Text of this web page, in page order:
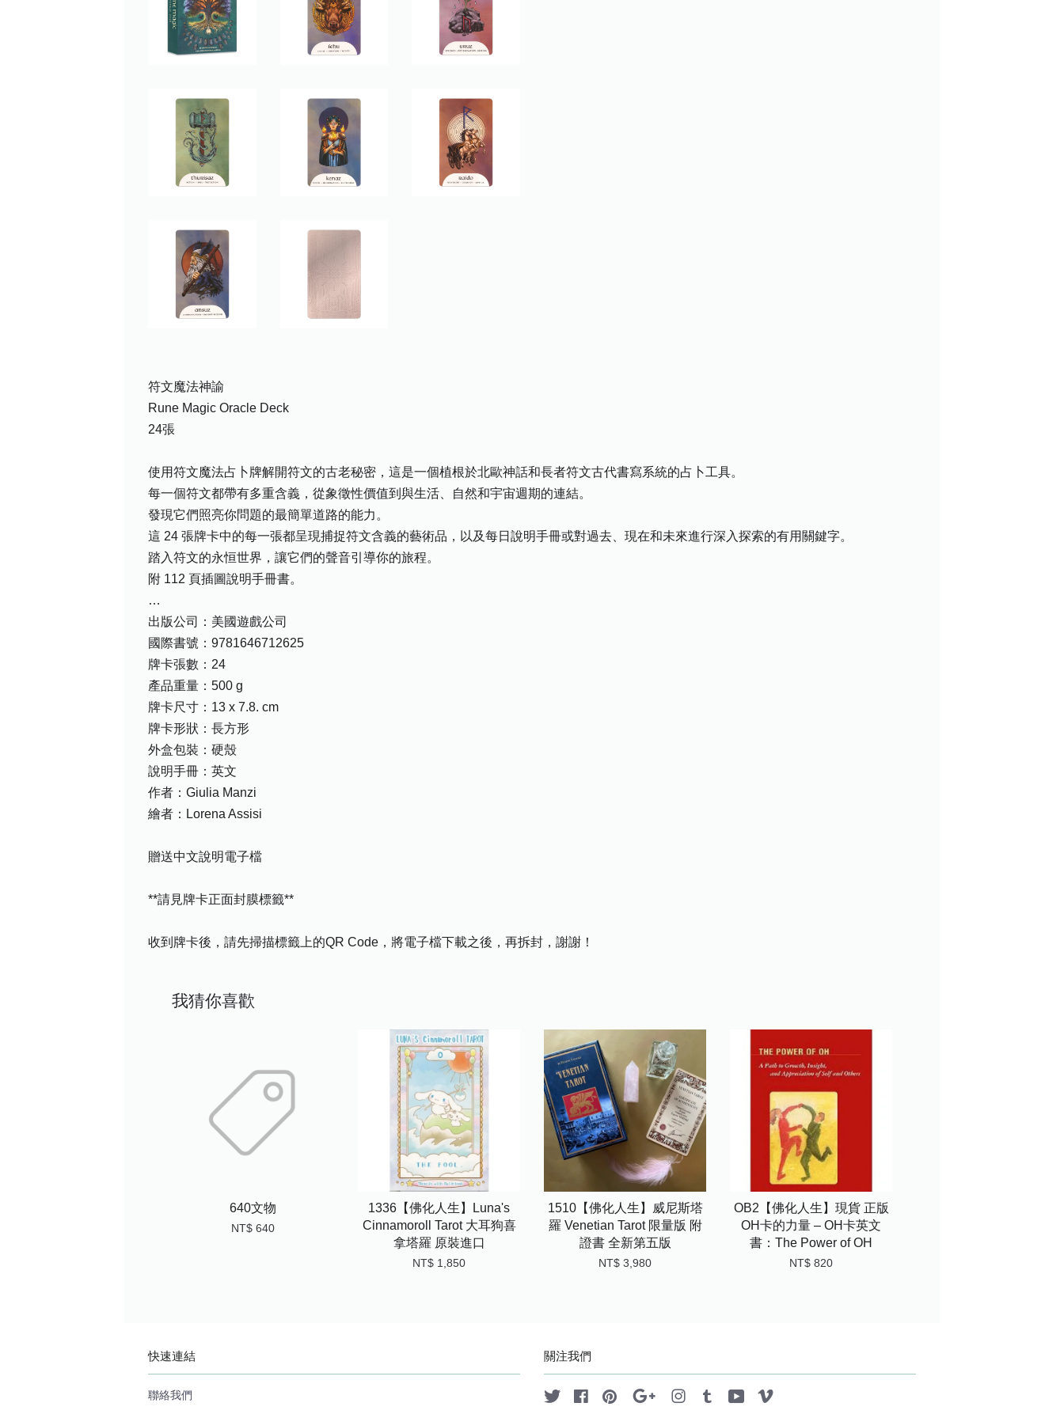
符文魔法神諭
Rune Magic Oracle Deck
24張
使用符文魔法占卜牌解開符文的古老秘密，這是一個植根於北歐神話和長者符文古代書寫系統的占卜工具。
每一個符文都帶有多重含義，從象徵性價值到與生活、自然和宇宙週期的連結。
發現它們照亮你問題的最簡單道路的能力。
這 24 張牌卡中的每一張都呈現捕捉符文含義的藝術品，以及每日說明手冊或對過去、現在和未來進行深入探索的有用關鍵字。
踏入符文的永恒世界，讓它們的聲音引導你的旅程。
附 112 頁插圖說明手冊書。
…
出版公司：美國遊戲公司
國際書號：9781646712625
牌卡張數：24
產品重量：500 g
牌卡尺寸：13 x 7.8. cm
牌卡形狀：長方形
外盒包裝：硬殼
說明手冊：英文
作者：Giulia Manzi
繪者：Lorena Assisi
贈送中文說明電子檔
**請見牌卡正面封膜標籤**
收到牌卡後，請先掃描標籤上的QR Code，將電子檔下載之後，再拆封，謝謝！
我猜你喜歡
640文物
NT$ 640
1336【佛化人生】Luna's
Cinnamoroll Tarot 大耳狗喜
拿塔羅 原裝進口
NT$ 1,850
1510【佛化人生】威尼斯塔
羅 Venetian Tarot 限量版 附
證書 全新第五版
NT$ 3,980
OB2【佛化人生】現貨 正版
OH卡的力量 – OH卡英文
書：The Power of OH
NT$ 820
快速連結
聯絡我們
關注我們
Twitter FacebookPinterest Google Instagram
Tumblr YouTube